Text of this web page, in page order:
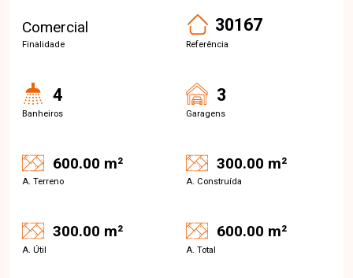
Comercial
Finalidade
30167
Referência
4
Banheiros
3
Garagens
600.00 m²
A. Terreno
300.00 m²
A. Construída
300.00 m²
A. Útil
600.00 m²
A. Total